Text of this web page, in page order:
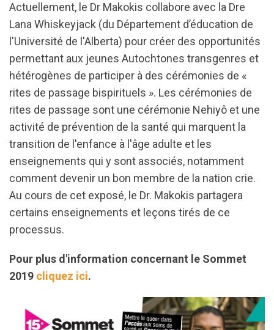
Actuellement, le Dr Makokis collabore avec la Dre
Lana Whiskeyjack (du Département d’éducation de
l'Université de l'Alberta) pour créer des opportunités
permettant aux jeunes Autochtones transgenres et
hétérogènes de participer à des cérémonies de «
rites de passage bispirituels ». Les cérémonies de
rites de passage sont une cérémonie Nehiyô et une
activité de prévention de la santé qui marquent la
transition de l'enfance à l'âge adulte et les
enseignements qui y sont associés, notamment
comment devenir un bon membre de la nation crie.
Au cours de cet exposé, le Dr. Makokis partagera
certains enseignements et leçons tirés de ce
processus.
Pour plus d'information concernant le Sommet
2019 cliquez ici.